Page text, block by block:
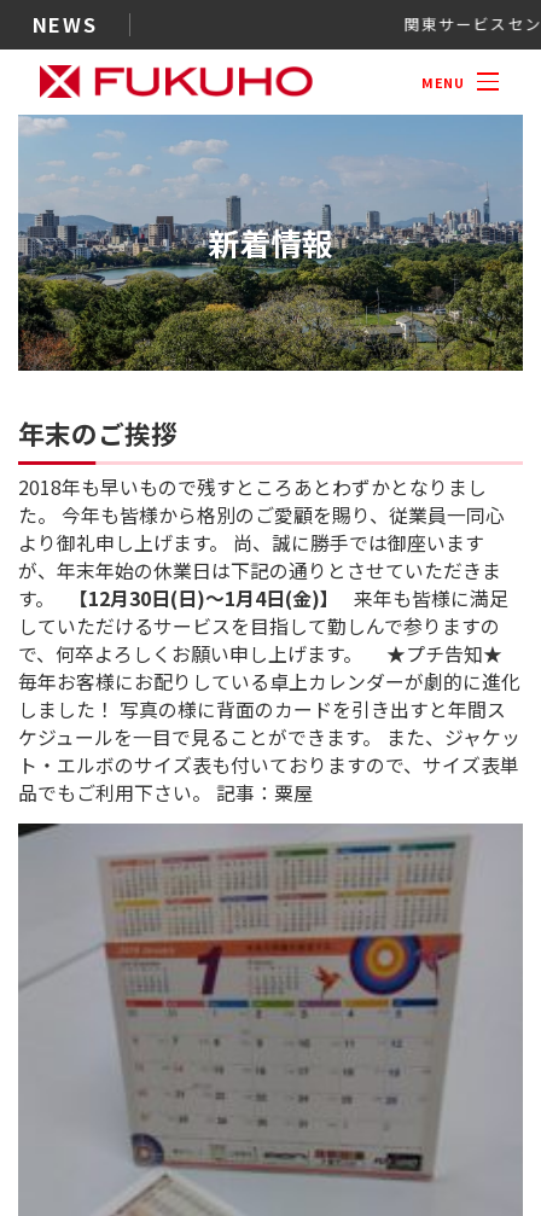
NEWS
関東サー
案内
MENU
新着情報
年末のご挨拶
2018年も早いもので残すところあとわず
た。 今年も皆様から格別のご愛顧を賜り
より御礼申し上げます。 尚、誠に勝手で
が、年末年始の休業日は下記の通りとさ
す。【12月30日(日)～1月4日(金)】来年
していただけるサービスを目指して勤し
で、何卒よろしくお願い申し上げます
毎年お客様にお配りしている卓上カレン
しました！ 写真の様に背面のカードを引
ケジュールを一目で見ることができます
ト・エルボのサイズ表も付いております
品でもご利用下さい。 記事：粟屋